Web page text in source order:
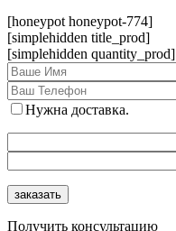
[honeypot honeypot-774]
[simplehidden title_prod]
[simplehidden quantity_prod]
Нужна доставка.
Получить консультацию